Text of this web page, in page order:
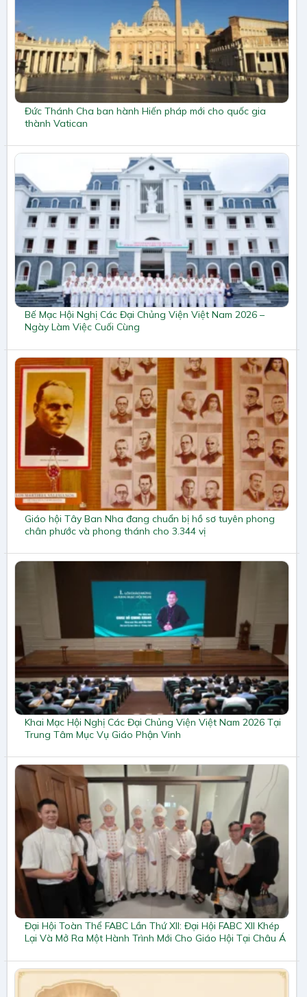
Đức Thánh Cha ban hành Hiến pháp mới cho quốc gia
thành Vatican
Bế Mạc Hội Nghị Các Đại Chủng Viện Việt Nam 2026 –
Ngày Làm Việc Cuối Cùng
Giáo hội Tây Ban Nha đang chuẩn bị hồ sơ tuyên phong
chân phước và phong thánh cho 3.344 vị
Khai Mạc Hội Nghị Các Đại Chủng Viện Việt Nam 2026 Tại
Trung Tâm Mục Vụ Giáo Phận Vinh
Đại Hội Toàn Thể FABC Lần Thứ XII: Đại Hội FABC XII Khép
Lại Và Mở Ra Một Hành Trình Mới Cho Giáo Hội Tại Châu Á